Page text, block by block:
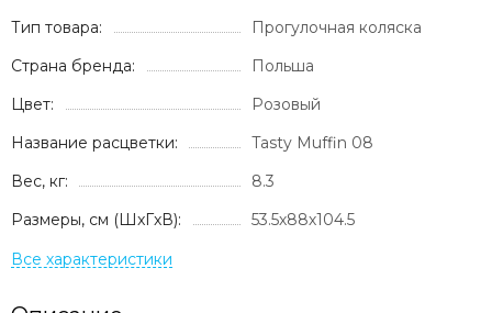
Тип товара:
Прогулочная коляска
Страна бренда:
Польша
Цвет:
Розовый
Название расцветки:
Tasty Muffin 08
Вес, кг:
8.3
Размеры, см (ШxГxВ):
53.5х88х104.5